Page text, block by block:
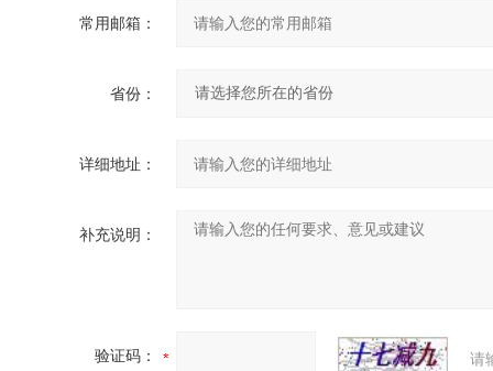
常用邮箱：
省份：
详细地址：
补充说明：
验证码： 请